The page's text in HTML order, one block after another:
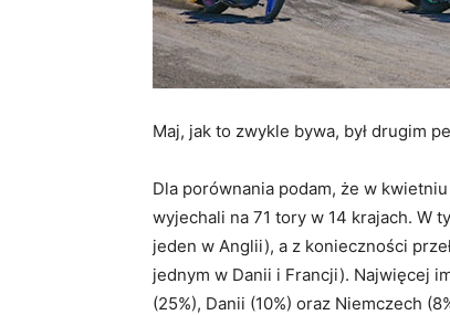
Maj, jak to zwykle bywa, był drugim
Dla porównania podam, że w
wyjechali na 71 tory w 14 krajach. W
jeden w Anglii), a z konieczności
jednym w Danii i Francji). Najwięcej
(25%), Danii (10%) oraz Niemczech